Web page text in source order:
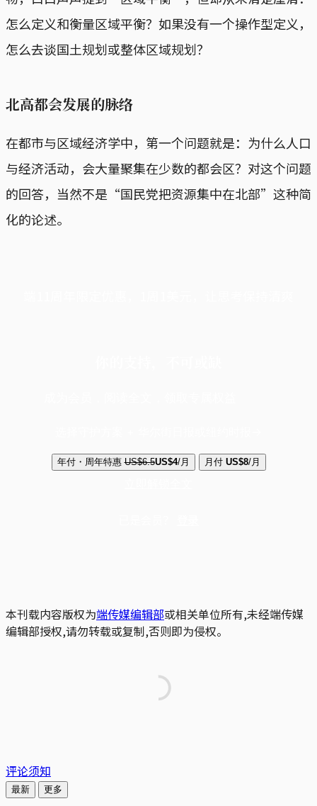
怎么定义和衡量区域平衡？如果没有一个操作型定义，
怎么去谈国土规划或整体区域规划？
北高都会发展的脉络
在都市与区域经济学中，第一个问题就是：为什么人口
与经济活动，会大量聚集在少数的都会区？对这个问题
的回答，当然不是“国民党把资源集中在北部”这种简
化的论述。
年付・周年特惠 US$6.5US$4/月 月付 US$8/月
本刊载内容版权为端传媒编辑部或相关单位所有,未经端传媒
编辑部授权,请勿转载或复制,否则即为侵权。
评论须知
最新 更多